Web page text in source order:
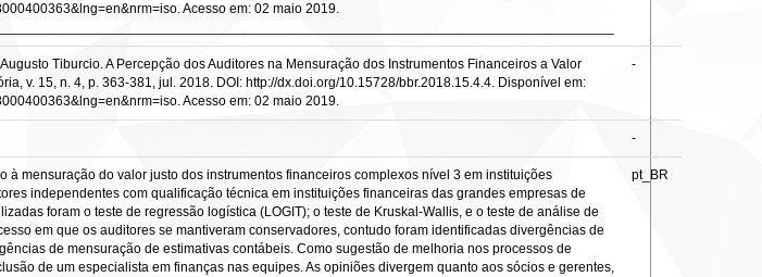
Acesso em: 02 maio 2019.
Tiburcio. A Percepção dos Auditores na Mensuração dos Instrumentos Financeiros a Valor
v. 15, n. 4, p. 363-381, jul. 2018. DOI: http://dx.doi.org/10.15728/bbr.2018.15.4.4. Disponível em:
Acesso em: 02 maio 2019.
-
-
mensuração do valor justo dos instrumentos financeiros complexos nível 3 em instituições
independentes com qualificação técnica em instituições financeiras das grandes empresas de
foram o teste de regressão logística (LOGIT); o teste de Kruskal-Wallis, e o teste de análise de
em que os auditores se mantiveram conservadores, contudo foram identificadas divergências de
de mensuração de estimativas contábeis. Como sugestão de melhoria nos processos de
de um especialista em finanças nas equipes. As opiniões divergem quanto aos sócios e gerentes,
pt_BR